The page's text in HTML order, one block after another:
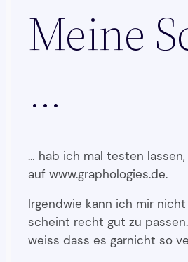
Meine
…
… hab ich mal testen
auf www.graphologies.de.
Irgendwie kann ich mir
scheint recht gut zu
weiss dass es garnicht so